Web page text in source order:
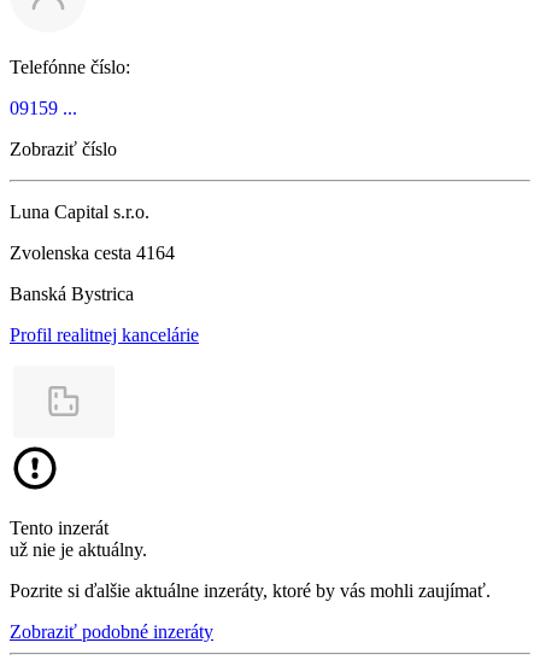
Telefónne číslo:
09159 ...
Zobraziť číslo
Luna Capital s.r.o.
Zvolenska cesta 4164
Banská Bystrica
Profil realitnej kancelárie
Tento inzerát
už nie je aktuálny.
Pozrite si ďalšie aktuálne inzeráty, ktoré by vás mohli zaujímať.
Zobraziť podobné inzeráty